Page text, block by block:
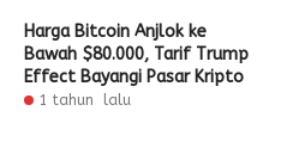
Harga Bitcoin Anjlok ke
Bawah $80.000, Tarif Trump
Effect Bayangi Pasar Kripto
1 tahun lalu